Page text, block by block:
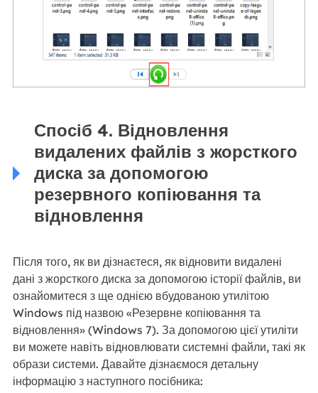
Спосіб 4. Відновлення
видалених файлів з жорсткого
диска за допомогою
резервного копіювання та
відновлення
Після того, як ви дізнаєтеся, як відновити видалені
дані з жорсткого диска за допомогою історії файлів, ви
ознайомитеся з ще однією вбудованою утилітою
Windows під назвою «Резервне копіювання та
відновлення» (Windows 7). За допомогою цієї утиліти
ви можете навіть відновлювати системні файли, такі як
образи системи. Давайте дізнаємося детальну
інформацію з наступного посібника: